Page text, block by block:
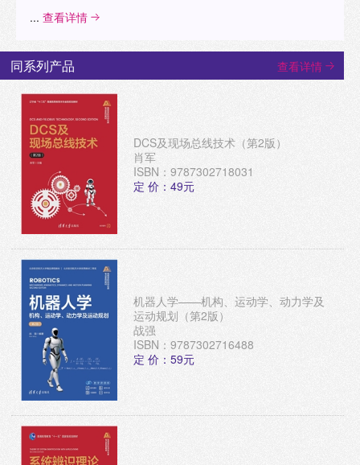
... 查看详情
同系列产品 查看详情
DCS及现场总线技术（第2版）
肖军
ISBN：9787302718031
定 价：49元
机器人学——机构、运动学、动力学及
运动规划（第2版）
战强
ISBN：9787302716488
定 价：59元